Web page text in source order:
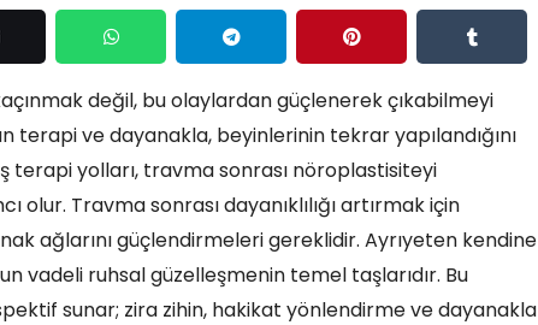
değil, bu olaylardan güçlenerek çıkabilmeyi
ve dayanakla, beyinlerinin tekrar yapılandığını
terapi yolları, travma sonrası nöroplastisiteyi
Travma sonrası dayanıklılığı artırmak için
ağlarını güçlendirmeleri gereklidir. Ayrıyeten kendine
ruhsal güzelleşmenin temel taşlarıdır. Bu
sunar; zira zihin, hakikat yönlendirme ve dayanakla